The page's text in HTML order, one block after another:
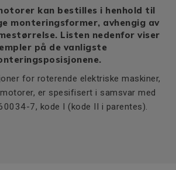
kan bestilles i henhold til
monteringsformer, avhengig av
Listen nedenfor viser
på de vanligste
for roterende elektriske maskiner,
er spesifisert i samsvar med
7, kode I (kode II i parentes).